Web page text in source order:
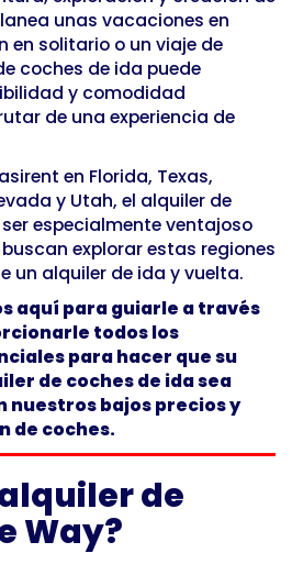
unas vacaciones en
en solitario o un viaje de
coches de ida puede
y comodidad
de una experiencia de
en Florida, Texas,
y Utah, el alquiler de
especialmente ventajoso
explorar estas regiones
un alquiler de ida y vuelta.
aquí para guiarle a través
todos los
para hacer que su
de coches de ida sea
nuestros bajos precios y
de coches.
de
Way?